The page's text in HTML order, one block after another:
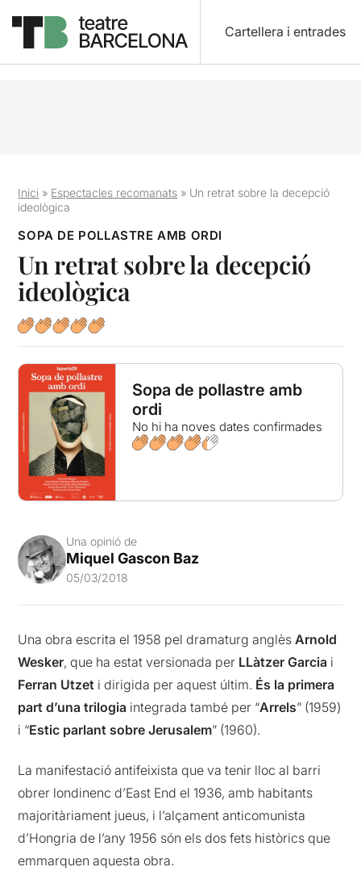
Cartellera i entrades
Inici » Espectacles recomanats » Un retrat sobre la decepció
ideològica
SOPA DE POLLASTRE AMB ORDI
Un retrat sobre la decepció
ideològica
Sopa de pollastre amb
ordi
No hi ha noves dates confirmades
Una opinió de
Miquel Gascon Baz
05/03/2018
Una obra escrita el 1958 pel dramaturg anglèsArnold
Wesker, que ha estat versionada per LLàtzer Garcia i
Ferran Utzet i dirigida per aquest últim. És la primera
part d’una trilogia integrada també per “Arrels” (1959)
i “Estic parlant sobre Jerusalem” (1960).
La manifestació antifeixista que va tenir lloc al barri
obrer londinenc d’East End el 1936, amb habitants
majoritàriament jueus, i l’alçament anticomunista
d’Hongria de l’any 1956 són els dos fets històrics que
emmarquen aquesta obra.